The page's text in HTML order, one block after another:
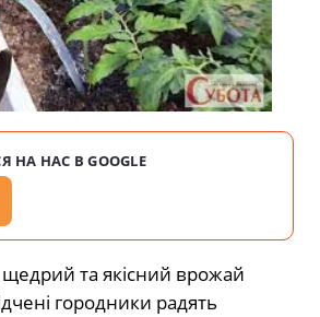
НА НАС В GOOGLE
та якісний врожай
городники радять